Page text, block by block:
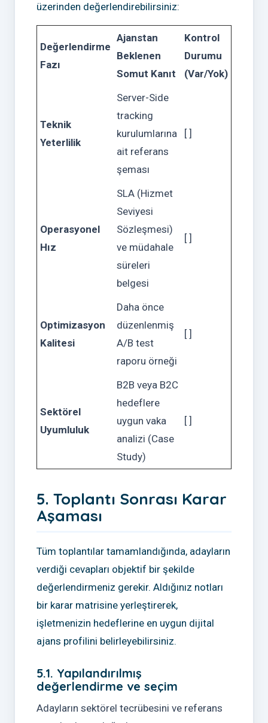
üzerinden değerlendirebilirsiniz:
Değerlendirme
Fazı
Ajanstan
Beklenen
Somut Kanıt
Kontrol
Durumu
(Var/Yok)
Teknik
Yeterlilik
Server-Side
tracking
kurulumlarına
ait referans
şeması
[ ]
Operasyonel
Hız
SLA (Hizmet
Seviyesi
Sözleşmesi)
ve müdahale
süreleri
belgesi
[ ]
Optimizasyon
Kalitesi
Daha önce
düzenlenmiş
A/B test
raporu örneği
[ ]
Sektörel
Uyumluluk
B2B veya B2C
hedeflere
uygun vaka
analizi (Case
Study)
[ ]
5. Toplantı Sonrası Karar
Aşaması
Tüm toplantılar tamamlandığında, adayların
verdiği cevapları objektif bir şekilde
değerlendirmeniz gerekir. Aldığınız notları
bir karar matrisine yerleştirerek,
işletmenizin hedeflerine en uygun dijital
ajans profilini belirleyebilirsiniz.
5.1. Yapılandırılmış
değerlendirme ve seçim
Adayların sektörel tecrübesini ve referans